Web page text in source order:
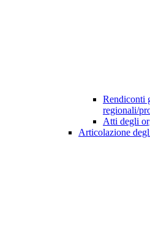
Rendiconti
regionali/
Atti degli
Articolazione